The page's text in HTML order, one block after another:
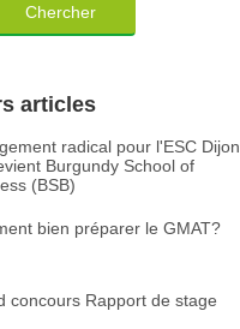
Chercher
articles
radical pour l'ESC Dijon
Burgundy School of
(BSB)
bien préparer le GMAT?
concours Rapport de stage